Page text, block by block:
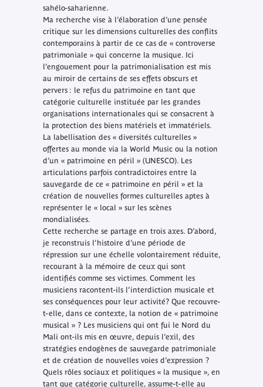
sahélo-saharienne.
Ma recherche vise à l’élaboration d’une pensée
critique sur les dimensions culturelles des conflits
contemporains à partir de ce cas de « controverse
patrimoniale » qui concerne la musique. Ici
l’engouement pour la patrimonialisation est mis
au miroir de certains de ses effets obscurs et
pervers : le refus du patrimoine en tant que
catégorie culturelle instituée par les grandes
organisations internationales qui se consacrent à
la protection des biens matériels et immatériels.
La labellisation des « diversités culturelles »
offertes au monde via la World Music ou la notion
d’un « patrimoine en péril » (UNESCO). Les
articulations parfois contradictoires entre la
sauvegarde de ce « patrimoine en péril » et la
création de nouvelles formes culturelles aptes à
représenter le « local » sur les scènes
mondialisées.
Cette recherche se partage en trois axes. D’abord,
je reconstruis l’histoire d’une période de
répression sur une échelle volontairement réduite,
recourant à la mémoire de ceux qui sont
identifiés comme ses victimes. Comment les
musiciens racontent-ils l’interdiction musicale et
ses conséquences pour leur activité? Que recouvre-
t-elle, dans ce contexte, la notion de « patrimoine
musical » ? Les musiciens qui ont fui le Nord du
Mali ont-ils mis en œuvre, depuis l’exil, des
stratégies endogènes de sauvegarde patrimoniale
et de création de nouvelles voies d’expression ?
Quels rôles sociaux et politiques « la musique », en
tant que catégorie culturelle, assume-t-elle au